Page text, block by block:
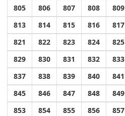
805
806 807 808 809
813
814 815 816 817
821
822 823 824 825
829
830 831 832 833
837
838 839 840 841
845
846 847 848 849
853
854 855 856 857